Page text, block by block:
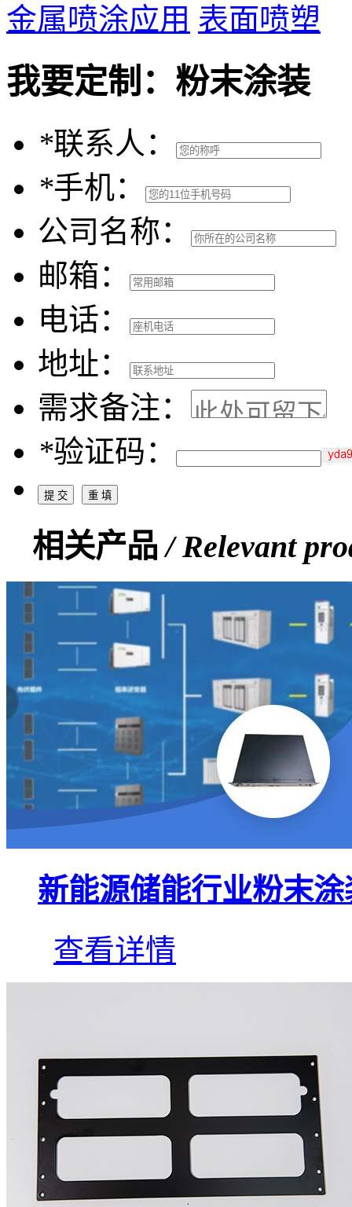
金属喷涂应用 表面喷塑
我要定制： 粉末涂装
*联系人：
*手机：
公司名称：
邮箱：
电话：
地址：
需求备注：
*验证码：
相关产品/ Relevant
新能源储能行业粉末
查看详情